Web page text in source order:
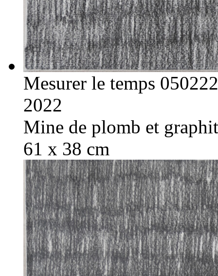
Mesurer le temps 050222
2022
Mine de plomb et
61 x 38 cm